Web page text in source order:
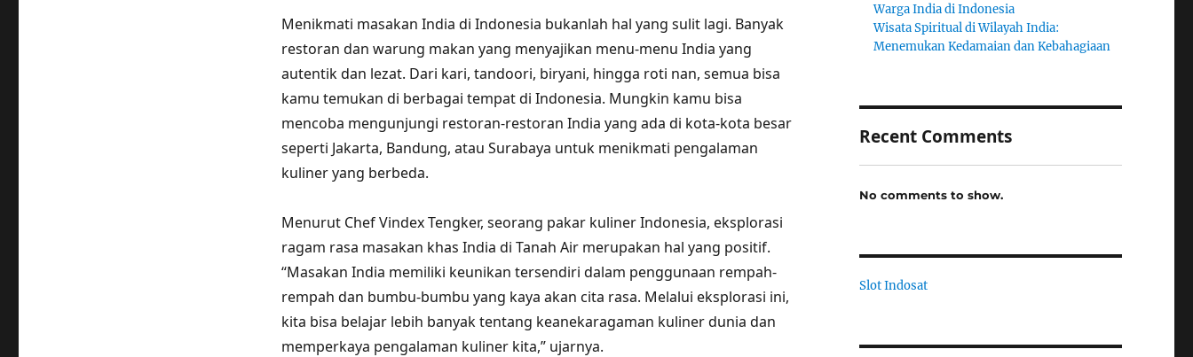
Menikmati masakan India di Indonesia bukanlah hal yang sulit lagi. Banyak
restoran dan warung makan yang menyajikan menu-menu India yang
autentik dan lezat. Dari kari, tandoori, biryani, hingga roti nan, semua bisa
kamu temukan di berbagai tempat di Indonesia. Mungkin kamu bisa
mencoba mengunjungi restoran-restoran India yang ada di kota-kota besar
seperti Jakarta, Bandung, atau Surabaya untuk menikmati pengalaman
kuliner yang berbeda.
Menurut Chef Vindex Tengker, seorang pakar kuliner Indonesia, eksplorasi
ragam rasa masakan khas India di Tanah Air merupakan hal yang positif.
“Masakan India memiliki keunikan tersendiri dalam penggunaan rempah-
rempah dan bumbu-bumbu yang kaya akan cita rasa. Melalui eksplorasi ini,
kita bisa belajar lebih banyak tentang keanekaragaman kuliner dunia dan
memperkaya pengalaman kuliner kita,” ujarnya.
Warga India di Indonesia
Wisata Spiritual di Wilayah India:
Menemukan Kedamaian dan Kebahagiaan
Recent Comments
No comments to show.
Slot Indosat